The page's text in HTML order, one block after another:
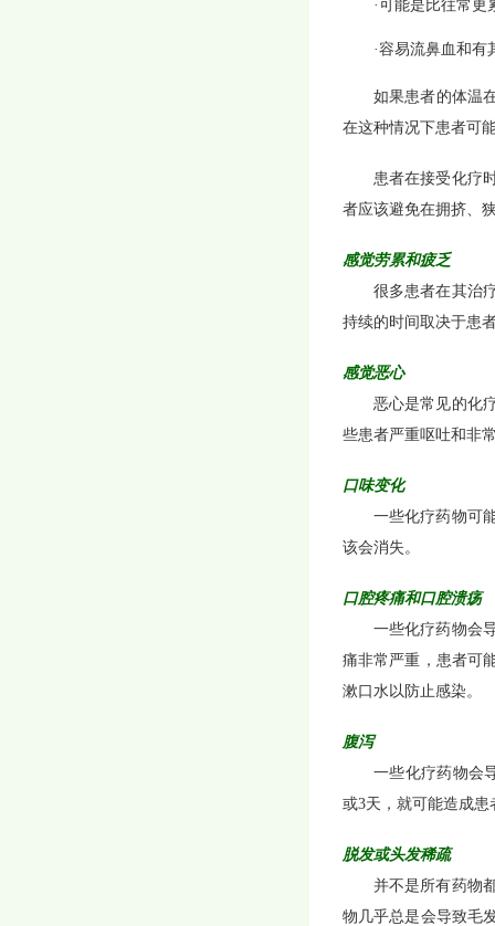
·可能是比往常更
·容易流鼻血和有
如果患者的体温
在这种情况下患者可
患者在接受化疗
者应该避免在拥挤、
感觉劳累和疲乏
很多患者在其治
持续的时间取决于患
感觉恶心
恶心是常见的化
些患者严重呕吐和非
口味变化
一些化疗药物可
该会消失。
口腔疼痛和口腔溃疡
一些化疗药物会
痛非常严重，患者可
漱口水以防止感染。
腹泻
一些化疗药物会
或3天，就可能造成
脱发或头发稀疏
并不是所有药物
物几乎总是会导致毛